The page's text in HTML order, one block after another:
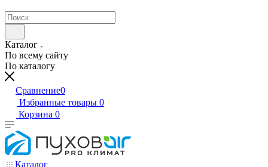
Каталог
По всему сайту
По каталогу
Сравнение0
Избранные товары 0
Корзина 0
Каталог